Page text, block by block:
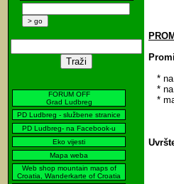
FORUM OFF
Grad Ludbreg
PD Ludbreg - službene stranice
PD Ludbreg- na Facebook-u
Eko vijesti
Mapa weba
Web shop mountain maps of
Croatia, Wanderkarte of Croatia
* na
* na
*